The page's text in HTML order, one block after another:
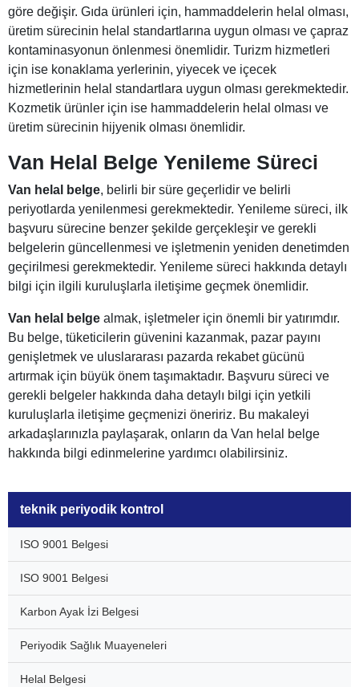
teknik periyodik kontrol
ISO 9001 Belgesi
ISO 9001 Belgesi
Karbon Ayak İzi Belgesi
Periyodik Sağlık Muayeneleri
Helal Belgesi
göre değişir. Gıda ürünleri için, hammaddelerin helal olması,
üretim sürecinin helal standartlarına uygun olması ve çapraz
kontaminasyonun önlenmesi önemlidir. Turizm hizmetleri
için ise konaklama yerlerinin, yiyecek ve içecek
hizmetlerinin helal standartlara uygun olması gerekmektedir.
Kozmetik ürünler için ise hammaddelerin helal olması ve
üretim sürecinin hijyenik olması önemlidir.
Van Helal Belge Yenileme Süreci
Van helal belge, belirli bir süre geçerlidir ve belirli
periyotlarda yenilenmesi gerekmektedir. Yenileme süreci, ilk
başvuru sürecine benzer şekilde gerçekleşir ve gerekli
belgelerin güncellenmesi ve işletmenin yeniden denetimden
geçirilmesi gerekmektedir. Yenileme süreci hakkında detaylı
bilgi için ilgili kuruluşlarla iletişime geçmek önemlidir.
Van helal belge almak, işletmeler için önemli bir yatırımdır.
Bu belge, tüketicilerin güvenini kazanmak, pazar payını
genişletmek ve uluslararası pazarda rekabet gücünü
artırmak için büyük önem taşımaktadır. Başvuru süreci ve
gerekli belgeler hakkında daha detaylı bilgi için yetkili
kuruluşlarla iletişime geçmenizi öneririz. Bu makaleyi
arkadaşlarınızla paylaşarak, onların da Van helal belge
hakkında bilgi edinmelerine yardımcı olabilirsiniz.